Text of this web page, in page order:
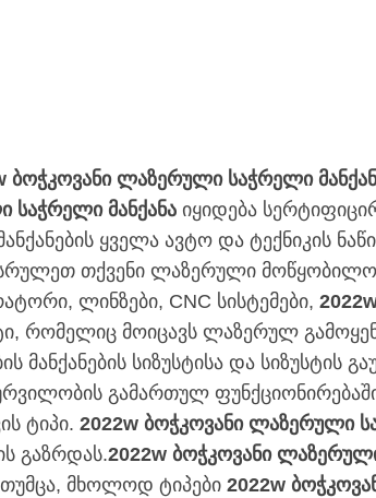
ბოჭკოვანი ლაზერული საჭრელი
საჭრელი მანქანა იყიდება
ყველა ავტო და ტექნიკის
თქვენი ლაზერული
ლინზები, CNC სისტემები,
რომელიც მოიცავს ლაზერულ
სიზუსტისა და სიზუსტის
გამართულ
ტიპი. 2022w ბოჭკოვანი ლაზერული
გაზრდას.2022w ბოჭკოვანი
მხოლოდ ტიპები 2022w